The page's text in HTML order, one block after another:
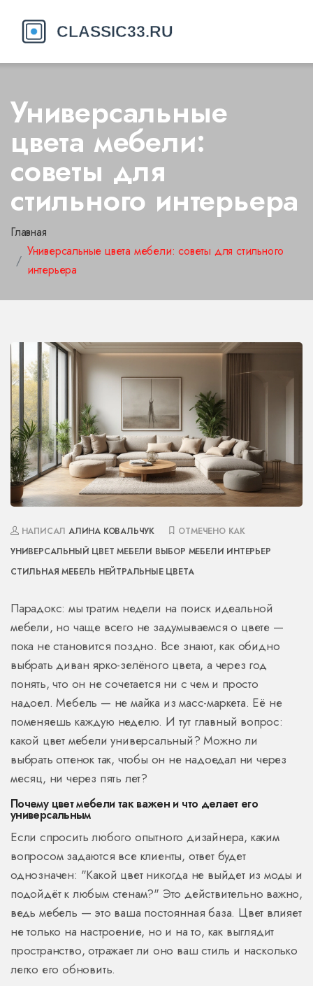
Универсальные
цвета мебели:
советы для
стильного интерьера
Главная
Универсальные цвета мебели: советы для стильного
интерьера
НАПИСАЛАЛИНА КОВАЛЬЧУК
ОТМЕЧЕНО КАК
УНИВЕРСАЛЬНЫЙ ЦВЕТ МЕБЕЛИ ВЫБОР МЕБЕЛИ ИНТЕРЬЕР
СТИЛЬНАЯ МЕБЕЛЬ НЕЙТРАЛЬНЫЕ ЦВЕТА
Парадокс: мы тратим недели на поиск идеальной
мебели, но чаще всего не задумываемся о цвете —
пока не становится поздно. Все знают, как обидно
выбрать диван ярко-зелёного цвета, а через год
понять, что он не сочетается ни с чем и просто
надоел. Мебель — не майка из масс-маркета. Её не
поменяешь каждую неделю. И тут главный вопрос:
какой цвет мебели универсальный? Можно ли
выбрать оттенок так, чтобы он не надоедал ни через
месяц, ни через пять лет?
Почему цвет мебели так важен и что делает его
универсальным
Если спросить любого опытного дизайнера, каким
вопросом задаются все клиенты, ответ будет
однозначен: "Какой цвет никогда не выйдет из моды и
подойдёт к любым стенам?" Это действительно важно,
ведь мебель — это ваша постоянная база. Цвет влияет
не только на настроение, но и на то, как выглядит
пространство, отражает ли оно ваш стиль и насколько
легко его обновить.